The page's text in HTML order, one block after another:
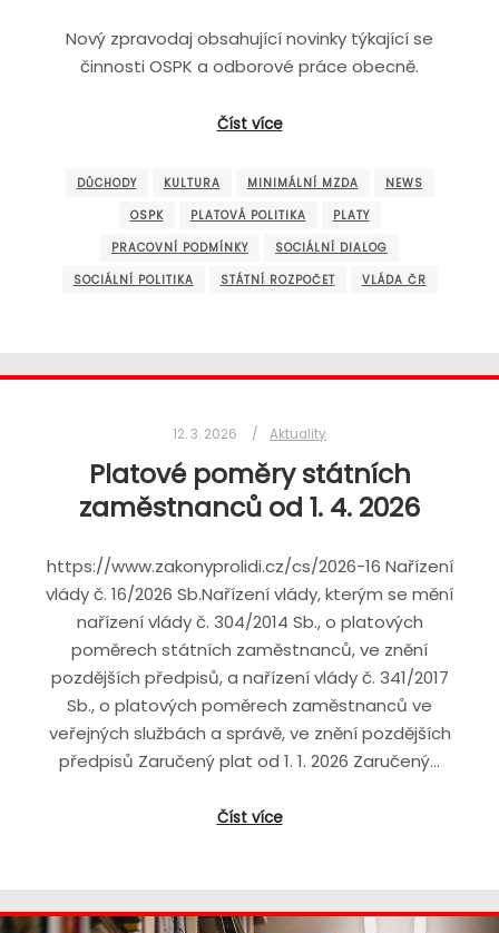
Nový zpravodaj obsahující novinky týkající se
činnosti OSPK a odborové práce obecně.
Číst více
DŮCHODY KULTURA MINIMÁLNÍ MZDA
NEWS
OSPK
PLATOVÁ POLITIKA
PLATY
PRACOVNÍ PODMÍNKY
SOCIÁLNÍ DIALOG
SOCIÁLNÍ POLITIKA
STÁTNÍ ROZPOČET VLÁDA ČR
12. 3. 2026 Aktuality
Platové poměry státních
zaměstnanců od 1. 4. 2026
https://www.zakonyprolidi.cz/cs/2026-16 Nařízení
vlády č. 16/2026 Sb.Nařízení vlády, kterým se mění
nařízení vlády č. 304/2014 Sb., o platových
poměrech státních zaměstnanců, ve znění
pozdějších předpisů, a nařízení vlády č. 341/2017
Sb., o platových poměrech zaměstnanců ve
veřejných službách a správě, ve znění pozdějších
předpisů Zaručený plat od 1. 1. 2026 Zaručený…
Číst více